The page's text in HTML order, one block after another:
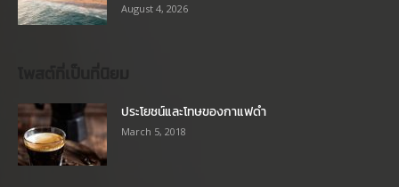
August 4, 2026
ประโยชน์และโทษของกาแฟดำ
March 5, 2018